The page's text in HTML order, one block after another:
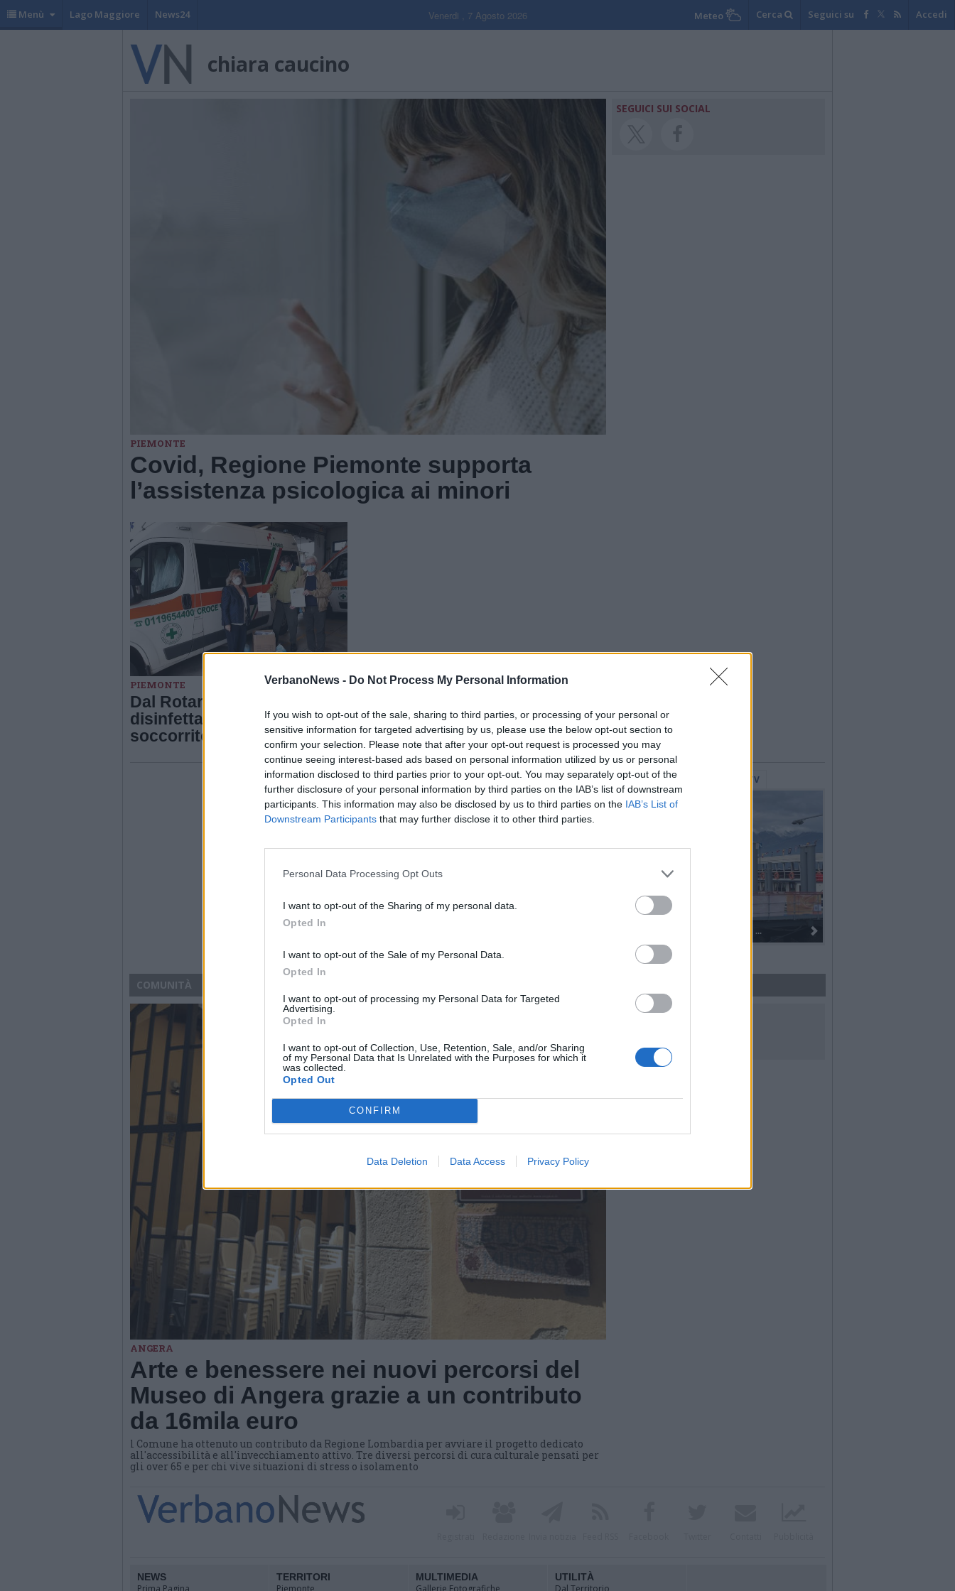
VerbanoNews - Do Not Process My Personal Information
If you wish to opt-out of the sale, sharing to third parties, or processing of your personal or
sensitive information for targeted advertising by us, please use the below opt-out section to
confirm your selection. Please note that after your opt-out request is processed you may
continue seeing interest-based ads based on personal information utilized by us or personal
information disclosed to third parties prior to your opt-out. You may separately opt-out of the
further disclosure of your personal information by third parties on the IAB’s list of downstream
participants. This information may also be disclosed by us to third parties on the IAB’s List of
Downstream Participants that may further disclose it to other third parties.
Personal Data Processing Opt Outs
I want to opt-out of the Sharing of my personal data.
Opted In
I want to opt-out of the Sale of my Personal Data.
Opted In
I want to opt-out of processing my Personal Data for Targeted
Advertising.
Opted In
I want to opt-out of Collection, Use, Retention, Sale, and/or Sharing
of my Personal Data that Is Unrelated with the Purposes for which it
was collected.
Opted Out
CONFIRM
Data Deletion Data Access Privacy Policy
Menù Lago Maggiore News24 Venerdi , 7 Agosto 2026 Meteo Cerca Seguici su Accedi
chiara caucino
PIEMONTE
Covid, Regione Piemonte supporta
l’assistenza psicologica ai minori
SEGUICI SUI SOCIAL
PIEMONTE
Dal Rotary mascherine e
disinfettante per
soccorritori e volontari
Gallerie Fotografiche WebTV
Dall’oro alla fiaccola: ...
COMUNITÀ
ANGERA
Arte e benessere nei nuovi percorsi del
Museo di Angera grazie a un contributo
da 16mila euro
l Comune ha ottenuto un contributo da Regione Lombardia per avviare il progetto dedicato
all'accessibilità e all'invecchiamento attivo. Tre diversi percorsi di cura culturale pensati per
gli over 65 e per chi vive situazioni di stress o isolamento
SEGUICI SUI SOCIAL
NEWS
Prima Pagina
TERRITORI
Piemonte
MULTIMEDIA
Gallerie Fotografiche
UTILITÀ
Dal Territorio